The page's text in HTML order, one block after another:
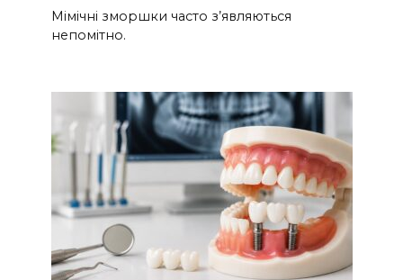
Мімічні зморшки часто з’являються
непомітно.